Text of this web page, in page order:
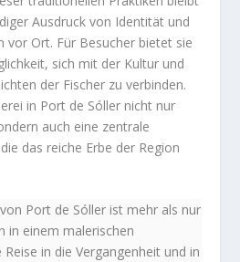
Ausdruck von Identität und
vor Ort. Für Besucher bietet sie
sich mit der Kultur und
der Fischer zu verbinden.
in Port de Sóller nicht nur
auch eine zentrale
das reiche Erbe der Region
Port de Sóller ist mehr als nur
in einem malerischen
in die Vergangenheit und in